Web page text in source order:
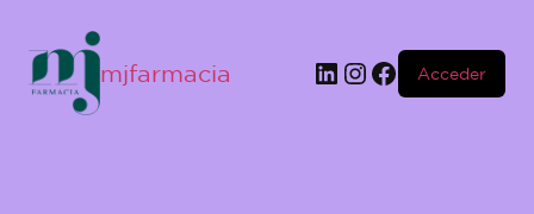
mjfarmacia Acceder